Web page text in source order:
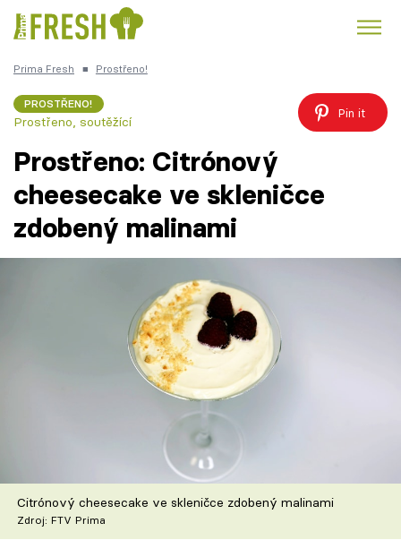
Česká kuchyně
Témata
Speciál: Cuketa
Prima Fresh ■ Prostřeno!
PROSTŘENO!
Prostřeno, soutěžící
Pin it
Prostřeno: Citrónový
cheesecake ve skleničce
zdobený malinami
Citrónový cheesecake ve skleničce zdobený malinami
Zdroj: FTV Prima